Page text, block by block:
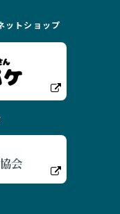
ットショップ